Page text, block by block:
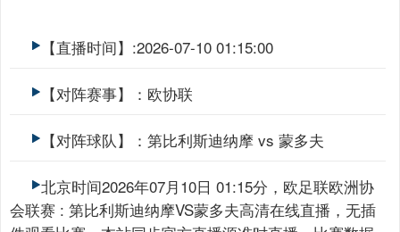
【直播时间】:2026-07-10 01:15:00
【对阵赛事】：欧协联
【对阵球队】：第比利斯迪纳摩 vs 蒙多夫
北京时间2026年07月10日 01:15分，欧足联欧洲协
会联赛 : 第比利斯迪纳摩VS蒙多夫高清在线直播，无插